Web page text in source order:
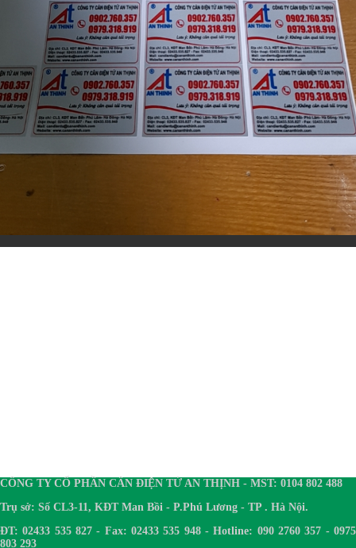
CÔNG TY CỔ PHẦN CÂN ĐIỆN TỬ AN THỊNH - MST: 0104 802 488
Trụ sở: Số CL3-11, KĐT Man Bồi - P.Phú Lương - TP . Hà Nội.
ĐT: 02433 535 827 - Fax: 02433 535 948 - Hotline: 090 2760 357 - 0975
803 293